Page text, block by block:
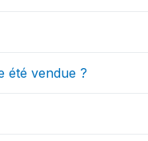
été vendue ?